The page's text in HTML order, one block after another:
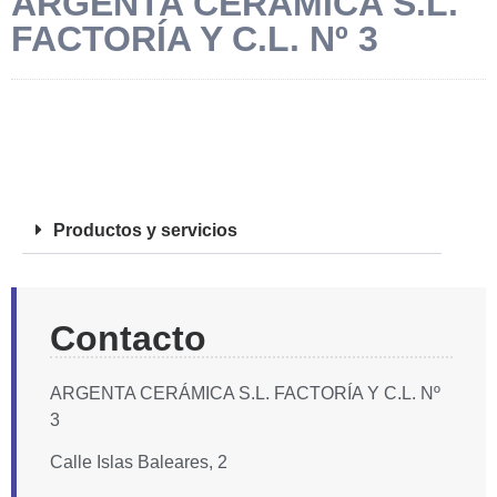
FACTORÍA Y C.L. Nº 3
Productos y servicios
Contacto
ARGENTA CERÁMICA S.L. FACTORÍA Y C.L. Nº
3
Calle Islas Baleares, 2